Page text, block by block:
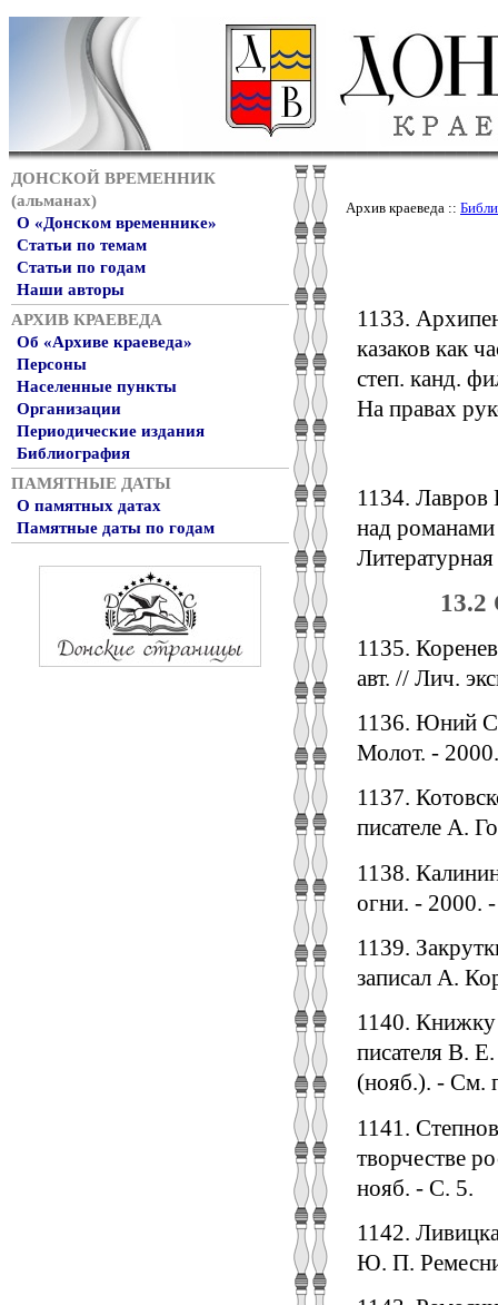
ДОНСКОЙ ВРЕМЕННИК
(альманах)
О «Донском временнике»
Статьи по темам
Статьи по годам
Наши авторы
АРХИВ КРАЕВЕДА
Об «Архиве краеведа»
Персоны
Населенные пункты
Организации
Периодические издания
Библиография
ПАМЯТНЫЕ ДАТЫ
О памятных датах
Памятные даты по годам
Архив краеведа ::
1133.
казаков как
степ. канд.
На правах
1134. Лавров
над
13.2
1135.
авт. // Лич.
1136. Юний
Молот. -
1137.
писателе А.
1138.
огни. - 2000. -
1139.
записал А.
1140. Книжку
писателя В.
(нояб.). - См.
1141.
творчестве
нояб. - С. 5.
1142.
Ю. П.